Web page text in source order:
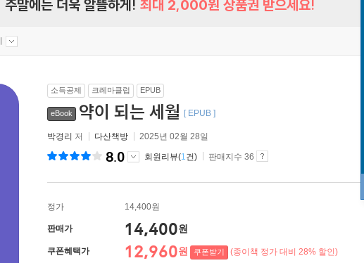
주말에는 더욱 알뜰하게! 최대 2,000원 상품권 받으세요!
소득공제 크레마클럽 EPUB
eBook 약이 되는 세월 [ EPUB ]
박경리 저 다산책방 2025년 02월 28일
8.0 회원리뷰(1건) 판매지수 36
정가 14,400원
판매가 14,400원
쿠폰혜택가 12,960원 쿠폰받기 (종이책 정가 대비 28% 할인)